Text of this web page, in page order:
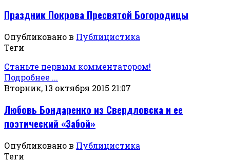
Праздник Покрова Пресвятой Богородицы
Опубликовано в Публицистика
Теги
Станьте первым комментатором!
Подробнее ...
Вторник, 13 октября 2015 21:07
Любовь Бондаренко из Свердловска и ее
поэтический «Забой»
Опубликовано в Публицистика
Теги